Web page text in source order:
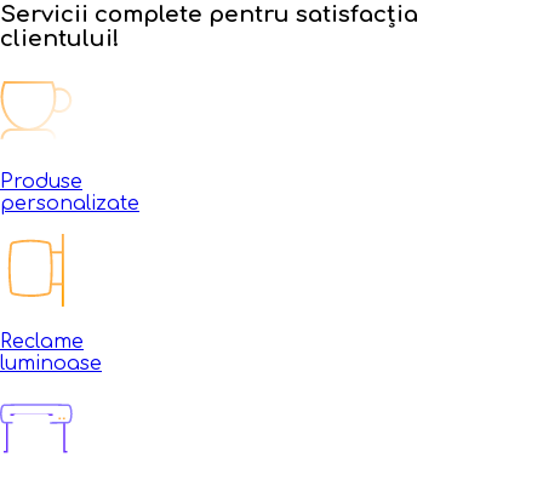
Servicii complete pentru satisfacția
clientului!
Produse
personalizate
Reclame
luminoase